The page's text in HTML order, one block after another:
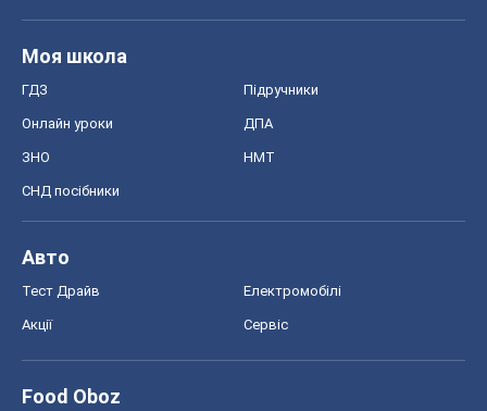
Моя школа
ГДЗ Підручники
Онлайн уроки ДПА
ЗНО НМТ
СНД посібники
Авто
Тест Драйв Електромобілі
Акції Сервіс
Food Oboz